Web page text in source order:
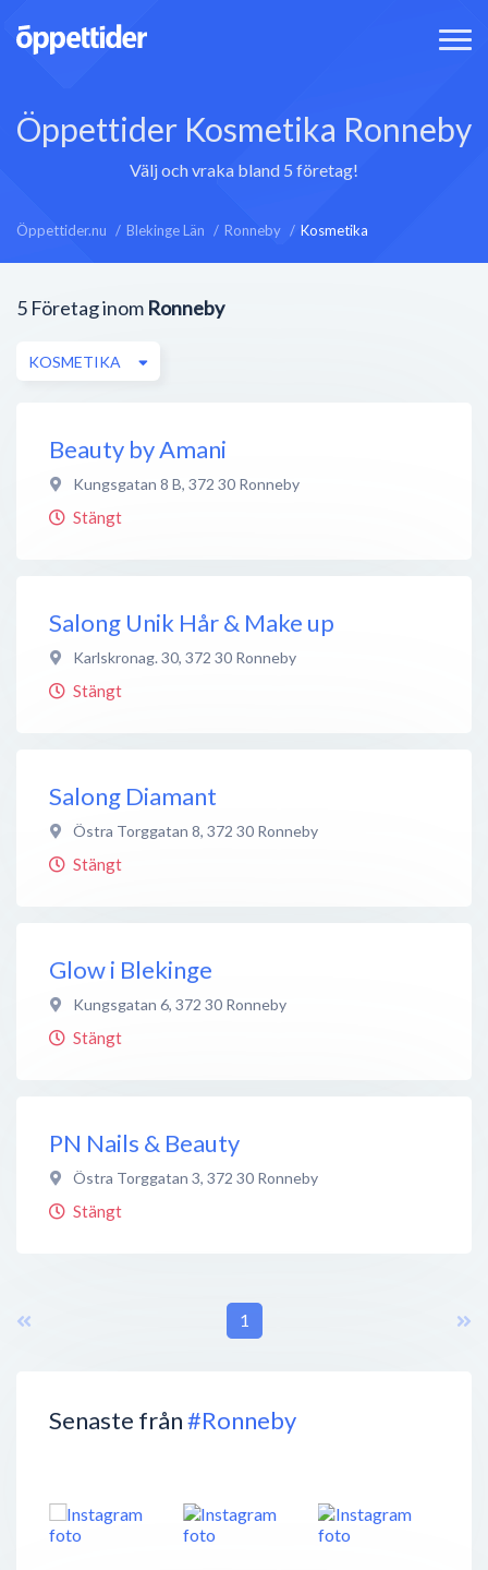
Öppettider Kosmetika Ronneby
Välj och vraka bland 5 företag!
Öppettider.nu Blekinge Län Ronneby Kosmetika
Senaste från#Ronneby
5 Företag inom Ronneby
KOSMETIKA
Beauty by Amani
Kungsgatan 8 B, 372 30 Ronneby
Stängt
Salong Unik Hår & Make up
Karlskronag. 30, 372 30 Ronneby
Stängt
Salong Diamant
Östra Torggatan 8, 372 30 Ronneby
Stängt
Glow i Blekinge
Kungsgatan 6, 372 30 Ronneby
Stängt
PN Nails & Beauty
Östra Torggatan 3, 372 30 Ronneby
Stängt
1